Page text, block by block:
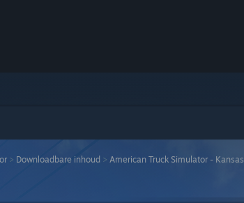
> Downloadbare inhoud > American Truck Simulator - Kansas